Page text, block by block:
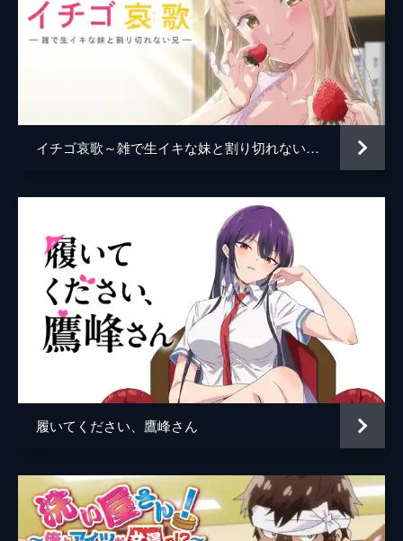
4分
#4 フィアンセを探せ
財閥令嬢の結衣は、祖父からフィアンセ探し
を命じられていた。条件は「EDじゃない
男」。空き教室でエロ本を読みながらこの無
理難題に頭を悩ませていると、一樹が現れ
と...。
空き教室で結衣に婚約を迫られる一樹。そこ
へ姫乃朱莉がやってくる。結衣と一樹から漏
れ出る“男女”の雰囲気を察した朱莉は、一樹
をトイレへ連れていく。個室に入るなりキス
をする朱莉は、一樹を便座に座らせ...。
4分
#6 読書が好きな王子様
書店でこっそりエッチな本を購入した一樹
は、帰り際に杏季とばったり遭遇。実は杏季
もエッチな本を購入したことがわかり、一樹
は股間を大きく膨らませる。それに気づいた
4分
#7 シャワールームに3人で
修学旅行の下見のため、海へやってきた一
studio HOKIBOSHI
イチゴ哀歌～雑で生イキな妹と割り切れない兄～
履いてください、鷹峰さん